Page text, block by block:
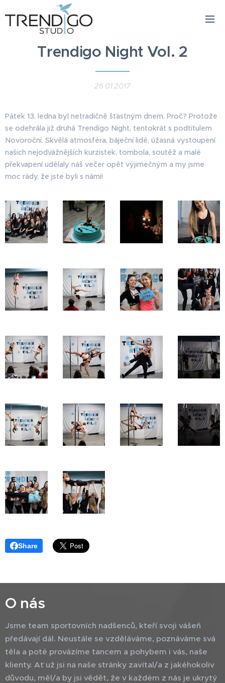
Trendigo Night Vol. 2
26.01.2017
Pátek 13. ledna byl netradičně šťastným dnem. Proč? Protože
se odehrála již druhá Trendigo Night, tentokrát s podtitulem
Novoroční. Skvělá atmosféra, báječní lidé, úžasná vystoupení
našich nejodvážnějších kurzistek, tombola, soutěž a malé
překvapení udělaly náš večer opět výjimečným a my jsme
moc rády, že jste byli s námi!
Share
O nás
Jsme team sportovních nadšenců, kteří svoji vášeň
předávají dál. Neustále se vzděláváme, poznáváme svá
těla a poté provázíme tancem a pohybem i vás, naše
klienty. Ať už jsi na naše stránky zavítal/a z jakéhokoliv
důvodu, měl/a by jsi vědět, že v každém z nás je ukrytý